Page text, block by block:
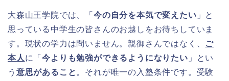
大森山王学院では、「 今の自分を本気で変えたい 」と
思っている中学生の皆さんのお越しをお待ちしていま
す。現状の学力は問いません。親御さんではなく、 ご
本人 に「今よりも勉強ができるようになりたい 」とい
う 意思があること 。それが唯一の入塾条件です。受験